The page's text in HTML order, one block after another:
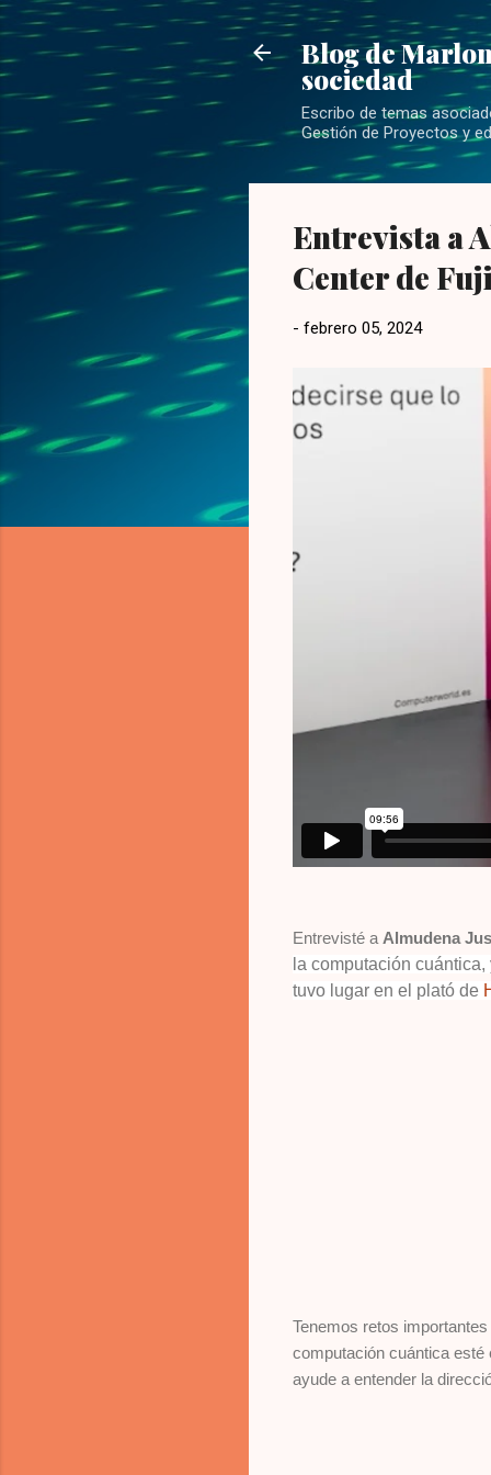
Blog de
sociedad
Escribo de temas
Gestión de Proyectos y
Entrevista a
Center de
- febrero 05, 2024
Entrevisté a Almudena
la computación
tuvo lugar en el plató de
Tenemos retos
computación cuántica esté
ayude a entender la